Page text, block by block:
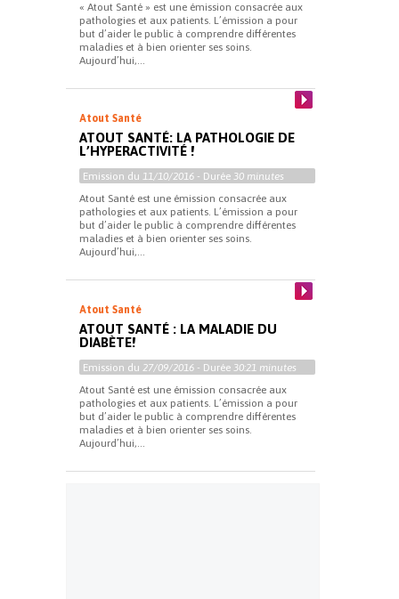
« Atout Santé » est une émission consacrée aux
pathologies et aux patients. L’émission a pour
but d’aider le public à comprendre différentes
maladies et à bien orienter ses soins.
Aujourd’hui,...
Atout Santé
ATOUT SANTÉ: LA PATHOLOGIE DE
L’HYPERACTIVITÉ !
Emission du 11/10/2016 - Durée 30 minutes
Atout Santé est une émission consacrée aux
pathologies et aux patients. L’émission a pour
but d’aider le public à comprendre différentes
maladies et à bien orienter ses soins.
Aujourd’hui,...
Atout Santé
ATOUT SANTÉ : LA MALADIE DU
DIABÈTE!
Emission du 27/09/2016 - Durée 30:21 minutes
Atout Santé est une émission consacrée aux
pathologies et aux patients. L’émission a pour
but d’aider le public à comprendre différentes
maladies et à bien orienter ses soins.
Aujourd’hui,...